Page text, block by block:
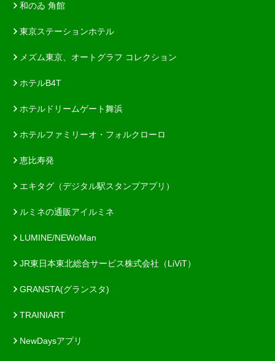
和のゐ 角館
東京ステーションホテル
メズム東京、オートグラフ コレクション
ホテルB4T
ホテルドリームゲート舞浜
ホテルファミリーオ・フォルクローロ
恵比寿発
エキタグ（デジタル駅スタンプアプリ）
ルミネの通販アイルミネ
LUMINE/NEWoMan
JR東日本東北総合サービス株式会社（LiViT）
GRANSTA(グランスタ)
TRAINIART
NewDaysアプリ